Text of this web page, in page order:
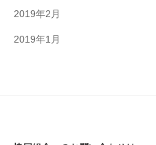
2019年2月
2019年1月